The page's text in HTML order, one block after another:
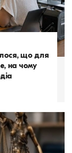
що для
на чому